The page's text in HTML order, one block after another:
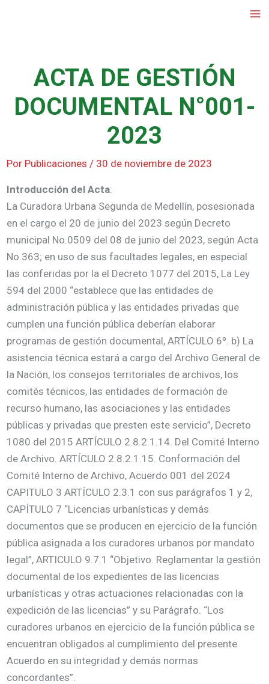
ACTA DE GESTIÓN
DOCUMENTAL N°001-
2023
Por Publicaciones / 30 de noviembre de 2023
Introducción del Acta:
La Curadora Urbana Segunda de Medellín, posesionada
en el cargo el 20 de junio del 2023 según Decreto
municipal No.0509 del 08 de junio del 2023, según Acta
No.363; en uso de sus facultades legales, en especial
las conferidas por la el Decreto 1077 del 2015, La Ley
594 del 2000 “establece que las entidades de
administración pública y las entidades privadas que
cumplen una función pública deberían elaborar
programas de gestión documental, ARTÍCULO 6º. b) La
asistencia técnica estará a cargo del Archivo General de
la Nación, los consejos territoriales de archivos, los
comités técnicos, las entidades de formación de
recurso humano, las asociaciones y las entidades
públicas y privadas que presten este servicio”, Decreto
1080 del 2015 ARTÍCULO 2.8.2.1.14. Del Comité Interno
de Archivo. ARTÍCULO 2.8.2.1.15. Conformación del
Comité Interno de Archivo, Acuerdo 001 del 2024
CAPITULO 3 ARTÍCULO 2.3.1 con sus parágrafos 1 y 2,
CAPÍTULO 7 “Licencias urbanísticas y demás
documentos que se producen en ejercicio de la función
pública asignada a los curadores urbanos por mandato
legal”, ARTICULO 9.7.1 “Objetivo. Reglamentar la gestión
documental de los expedientes de las licencias
urbanísticas y otras actuaciones relacionadas con la
expedición de las licencias” y su Parágrafo. “Los
curadores urbanos en ejercicio de la función pública se
encuentran obligados al cumplimiento del presente
Acuerdo en su integridad y demás normas
concordantes”.